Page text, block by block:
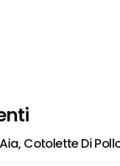
Cotolette Di